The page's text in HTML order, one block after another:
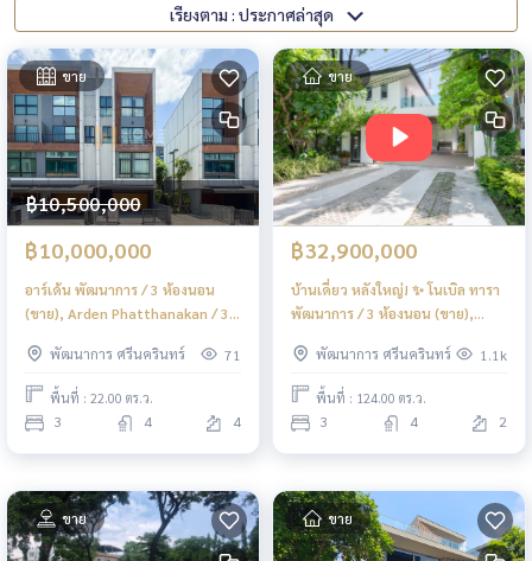
เรียงตาม : ประกาศล่าสุด
ขาย
฿10,500,000
฿10,000,000
อาร์เด้น พัฒนาการ / 3 ห้องนอน
(ขาย), Arden Phatthanakan / 3
พัฒนาการ ศรีนครินทร์
71
พื้นที่ : 22.00 ตร.ว.
3 4 4
ขาย
฿32,900,000
บ้านเดี่ยว หลังใหญ่! ✨ โนเบิล ทารา
พัฒนาการ / 3 ห้องนอน (ขาย),
Detached House 3 Bedrooms
(FOR SALE) PALM696
พัฒนาการ ศรีนครินทร์ 1.1k
พื้นที่ : 124.00 ตร.ว.
3 4 2
ขาย ขาย